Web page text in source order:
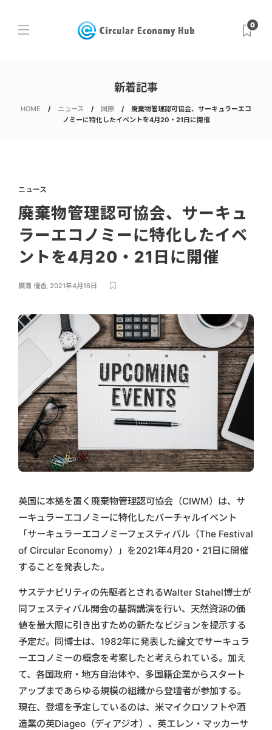
0
新着記事
HOME ニュース 国際
廃棄物管理認可協会、サーキュラーエコ
ノミーに特化したイベントを4月20・21日に開催
ニュース
廃棄物管理認可協会、サーキュ
ラーエコノミーに特化したイベ
ントを4月20・21日に開催
廣瀬 優香, 2021年4月16日
英国に本拠を置く廃棄物管理認可協会（CIWM）は、サ
ーキュラーエコノミーに特化したバーチャルイベント
「サーキュラーエコノミーフェスティバル（The Festival
of Circular Economy）」を2021年4月20・21日に開催
することを発表した。
サステナビリティの先駆者とされるWalter Stahel博士が
同フェスティバル開会の基調講演を行い、天然資源の価
値を最大限に引き出すための新たなビジョンを提示する
予定だ。同博士は、1982年に発表した論文でサーキュラ
ーエコノミーの概念を考案したと考えられている。加え
て、各国政府・地方自治体や、多国籍企業からスタート
アップまであらゆる規模の組織から登壇者が参加する。
現在、登壇を予定しているのは、米マイクロソフトや酒
造業の英Diageo（ディアジオ）、英エレン・マッカーサ